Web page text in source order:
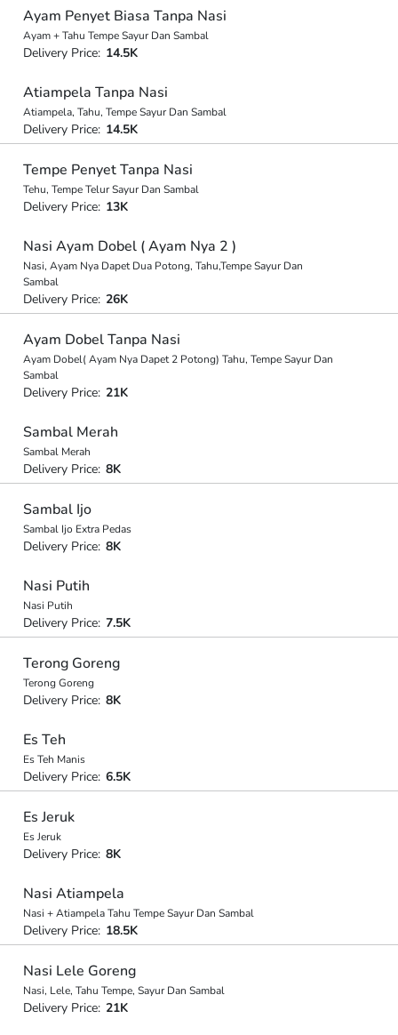
Ayam Penyet Biasa Tanpa Nasi
Ayam + Tahu Tempe Sayur Dan Sambal
Delivery Price: 14.5K
Atiampela Tanpa Nasi
Atiampela, Tahu, Tempe Sayur Dan Sambal
Delivery Price: 14.5K
Tempe Penyet Tanpa Nasi
Tehu, Tempe Telur Sayur Dan Sambal
Delivery Price: 13K
Nasi Ayam Dobel ( Ayam Nya 2 )
Nasi, Ayam Nya Dapet Dua Potong, Tahu,Tempe Sayur Dan
Sambal
Delivery Price: 26K
Ayam Dobel Tanpa Nasi
Ayam Dobel( Ayam Nya Dapet 2 Potong) Tahu, Tempe Sayur Dan
Sambal
Delivery Price: 21K
Sambal Merah
Sambal Merah
Delivery Price: 8K
Sambal Ijo
Sambal Ijo Extra Pedas
Delivery Price: 8K
Nasi Putih
Nasi Putih
Delivery Price: 7.5K
Terong Goreng
Terong Goreng
Delivery Price: 8K
Es Teh
Es Teh Manis
Delivery Price: 6.5K
Es Jeruk
Es Jeruk
Delivery Price: 8K
Nasi Atiampela
Nasi + Atiampela Tahu Tempe Sayur Dan Sambal
Delivery Price: 18.5K
Nasi Lele Goreng
Nasi, Lele, Tahu Tempe, Sayur Dan Sambal
Delivery Price: 21K